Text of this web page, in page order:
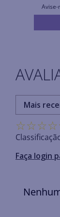
☆☆☆☆
Faça login
Mais